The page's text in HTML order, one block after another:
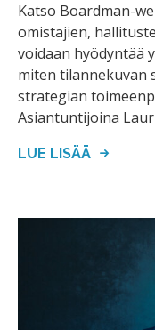
Katso Boardman-
omistajien,
voidaan hyödyntää
miten tilannekuvan
strategian
Asiantuntijoina
LUE LISÄÄ